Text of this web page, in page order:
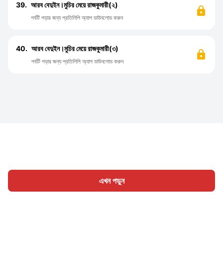
এখন পড়ুন
39. আরব বেদুইন।মুচির মেয়ে রাজকুমারী(২)
পর্বটি পড়ার জন্য প্রতিলিপি অ্যাপ ডাউনলোড করুন
40. আরব বেদুইন।মুচির মেয়ে রাজকুমারী(৩)
পর্বটি পড়ার জন্য প্রতিলিপি অ্যাপ ডাউনলোড করুন
হোম শ্রেণী লিখুন প্রবন্ধ সাইন ইন